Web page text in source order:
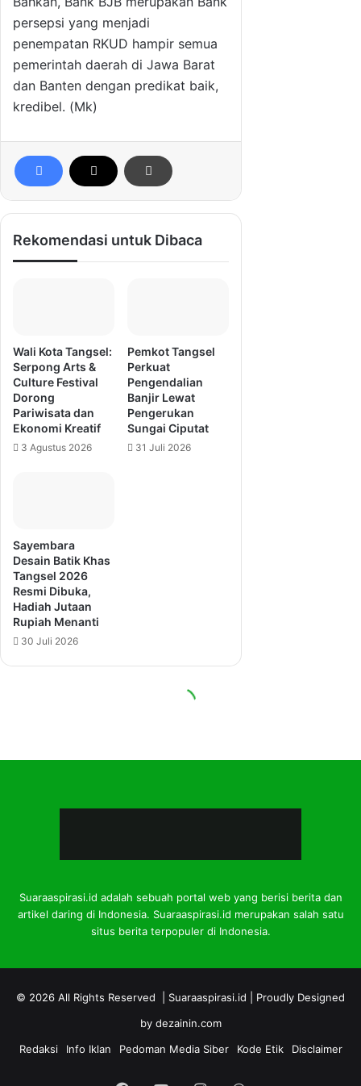
Suaraaspirasi.id adalah sebuah portal web yang berisi berita dan
artikel daring di Indonesia. Suaraaspirasi.id merupakan salah satu
situs berita terpopuler di Indonesia.
© 2026 All Rights Reserved | Suaraaspirasi.id | Proudly Designed
by dezainin.com
Redaksi
Info Iklan Pedoman Media Siber Kode Etik Disclaimer